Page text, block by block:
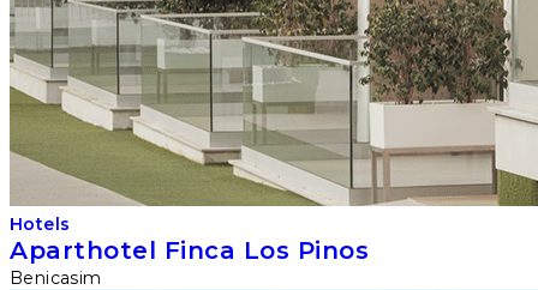
Hotels
Aparthotel Finca Los Pinos
Benicasim